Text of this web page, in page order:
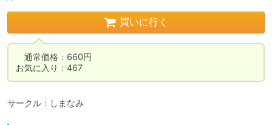
買いに行く
通常価格：660円
お気に入り：467
サークル：しまなみ